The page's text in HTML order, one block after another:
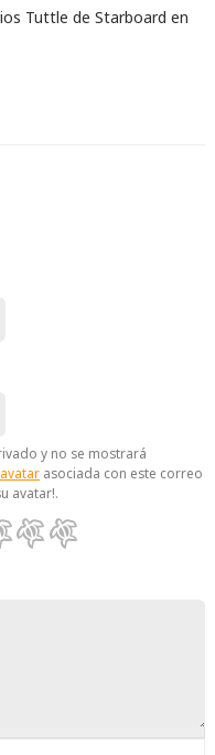
Tuttle de Starboard en
y no se mostrará
asociada con este correo
avatar!.